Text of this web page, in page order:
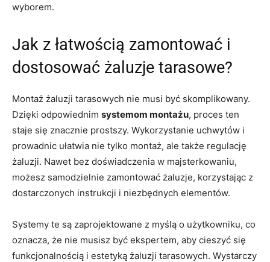
wyborem.
Jak z łatwością zamontować i
dostosować żaluzje tarasowe?
Montaż żaluzji tarasowych nie musi być skomplikowany.
Dzięki odpowiednim systemom montażu, proces ten
staje się znacznie prostszy. Wykorzystanie uchwytów i
prowadnic ułatwia nie tylko montaż, ale także regulację
żaluzji. Nawet bez doświadczenia w majsterkowaniu,
możesz samodzielnie zamontować żaluzje, korzystając z
dostarczonych instrukcji i niezbędnych elementów.
Systemy te są zaprojektowane z myślą o użytkowniku, co
oznacza, że nie musisz być ekspertem, aby cieszyć się
funkcjonalnością i estetyką żaluzji tarasowych. Wystarczy